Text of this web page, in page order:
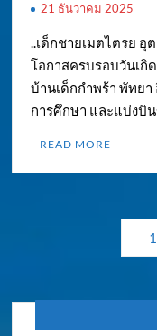
21 ธันวาคม 2025
..เด็กชายเมตไตรย อุ
โอกาสครบรอบวันเกิ
บ้านเด็กกำพร้า พัทย
การศึกษา และแบ่งปั
READ MORE
pagination
1